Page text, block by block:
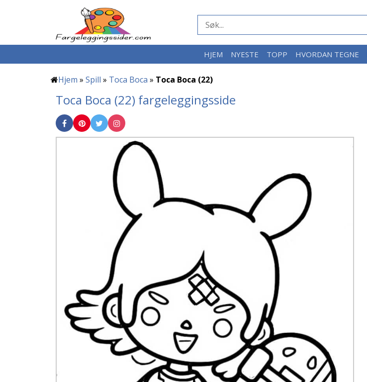
HJEM NYESTE TOPP HVORDAN TEGNE
Hjem » Spill » Toca Boca » Toca Boca (22)
Toca Boca (22) fargeleggingsside